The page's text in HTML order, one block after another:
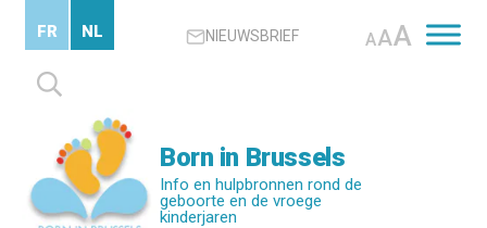
content
NIEUWSBRIEF AAA
Zoeken
naar:
FR NL
Born in Brussels
Info en hulpbronnen rond de
geboorte en de vroege
kinderjaren